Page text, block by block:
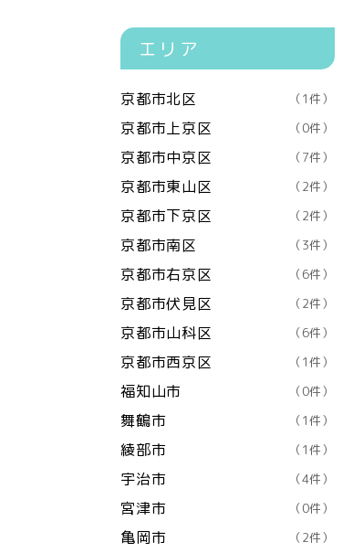
エリア
京都市北区 （1件）
京都市上京区 （0件）
京都市中京区 （7件）
京都市東山区 （2件）
京都市下京区 （2件）
京都市南区 （3件）
京都市右京区 （6件）
京都市伏見区 （2件）
京都市山科区 （6件）
京都市西京区 （1件）
福知山市 （0件）
舞鶴市 （1件）
綾部市 （1件）
宇治市 （4件）
宮津市 （0件）
亀岡市 （2件）